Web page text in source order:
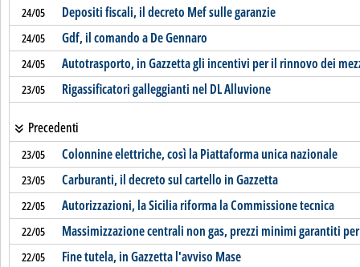
24/05 Depositi fiscali, il decreto Mef sulle garanzie
24/05 Gdf, il comando a De Gennaro
24/05 Autotrasporto, in Gazzetta gli incentivi per il rinnovo dei
23/05 Rigassificatori galleggianti nel DL Alluvione
Precedenti
23/05 Colonnine elettriche, così la Piattaforma unica nazionale
23/05 Carburanti, il decreto sul cartello in Gazzetta
22/05 Autorizzazioni, la Sicilia riforma la Commissione tecnica
22/05 Massimizzazione centrali non gas, prezzi minimi garantiti
22/05 Fine tutela, in Gazzetta l'avviso Mase